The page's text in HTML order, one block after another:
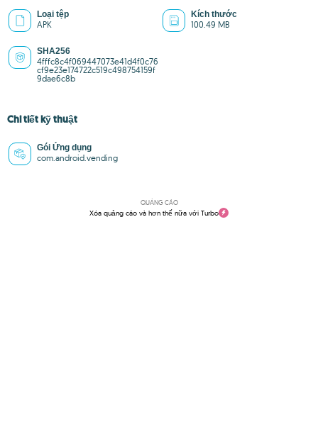
Loại tệp
APK
Kích thước
100.49 MB
SHA256
4fffc8c4f069447073e41d4f0c76
cf9e23e174722c519c498754159f
9dae6c8b
Chi tiết kỹ thuật
Gói Ứng dụng
com.android.vending
QUẢNG CÁO
Xóa quảng cáo và hơn thế nữa với Turbo